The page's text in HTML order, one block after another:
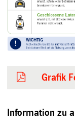
Grafik
Information zu